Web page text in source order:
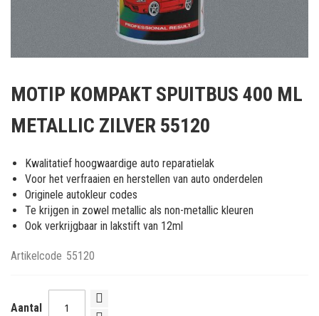
het
van
afbeeldingen-
gallerij
MOTIP KOMPAKT SPUITBUS 400 ML
METALLIC ZILVER 55120
Kwalitatief hoogwaardige auto reparatielak
Voor het verfraaien en herstellen van auto onderdelen
Originele autokleur codes
Te krijgen in zowel metallic als non-metallic kleuren
Ook verkrijgbaar in lakstift van 12ml
Artikelcode 55120
Aantal